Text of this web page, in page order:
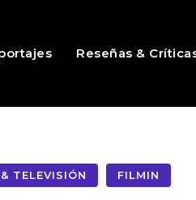
Reseñas &
TELEVISIÓN FILMIN